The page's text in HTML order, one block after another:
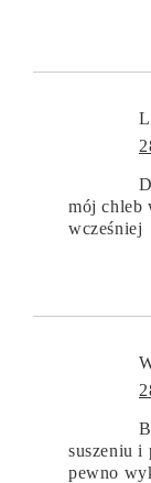
mój chleb
wcześniej
suszeniu i
pewno